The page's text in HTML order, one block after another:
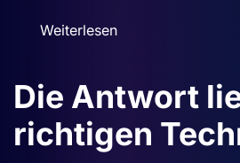
Weiterlesen
Die Antwort
richtigen